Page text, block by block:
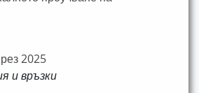
2025
и връзки